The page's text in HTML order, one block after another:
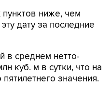
ниже, чем
дату за последние
в среднем нетто-
куб. м в сутки, что на
значения.